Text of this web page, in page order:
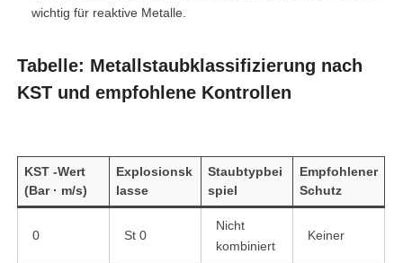
wichtig für reaktive Metalle.
Tabelle: Metallstaubklassifizierung nach
KST und empfohlene Kontrollen
KST -Wert
(Bar · m/s)
Explosionsk
lasse
Staubtypbei
spiel
Empfohlener
Schutz
0 St 0
Nicht
kombiniert
Keiner